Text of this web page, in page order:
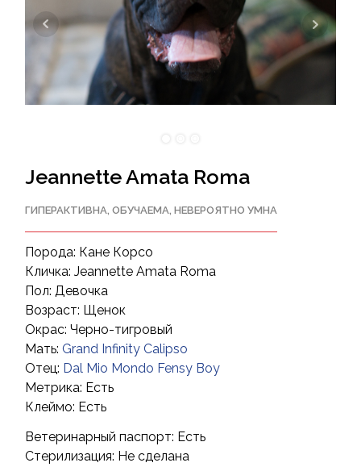
Jeannette Amata Roma
ГИПЕРАКТИВНА, ОБУЧАЕМА, НЕВЕРОЯТНО УМНА
Порода: Кане Корсо
Кличка: Jeannette Amata Roma
Пол: Девочка
Возраст: Щенок
Окрас: Черно-тигровый
Мать: Grand Infinity Calipso
Отец: Dal Mio Mondo Fensy Boy
Метрика: Есть
Клеймо: Есть
Ветеринарный паспорт: Есть
Стерилизация: Не сделана